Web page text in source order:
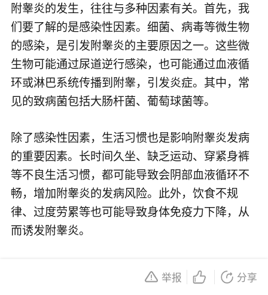
附睾炎的发生，往往与多种因素有关。首先，我
们要了解的是感染性因素。细菌、病毒等微生物
的感染，是引发附睾炎的主要原因之一。这些微
生物可能通过尿道逆行感染，也可能通过血液循
环或淋巴系统传播到附睾，引发炎症。其中，常
见的致病菌包括大肠杆菌、葡萄球菌等。
除了感染性因素，生活习惯也是影响附睾炎发病
的重要因素。长时间久坐、缺乏运动、穿紧身裤
等不良生活习惯，都可能导致会阴部血液循环不
畅，增加附睾炎的发病风险。此外，饮食不规
律、过度劳累等也可能导致身体免疫力下降，从
而诱发附睾炎。
值得注意的是，附睾炎的发病还与一些疾病有
关。例如，患有前列腺炎、精囊炎等邻近器官炎
举报 分享